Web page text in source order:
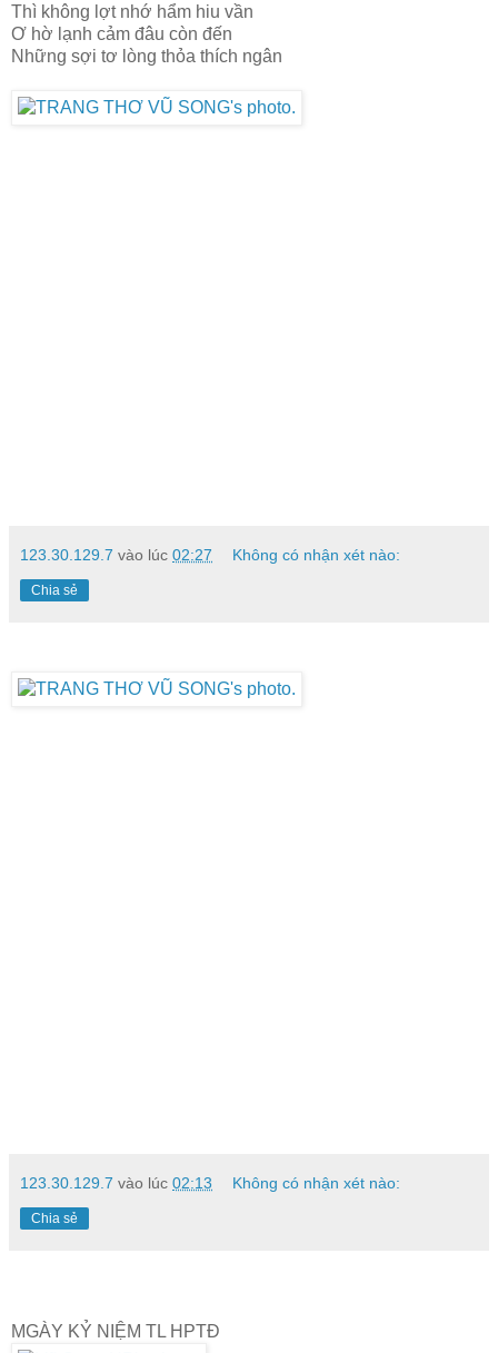
Thì không lợt nhớ hẩm hiu vần
Ơ hờ lạnh cảm đâu còn đến
Những sợi tơ lòng thỏa thích ngân
123.30.129.7 vào lúc 02:27 Không có nhận xét nào:
Chia sẻ
123.30.129.7 vào lúc 02:13 Không có nhận xét nào:
Chia sẻ
MGÀY KỶ NIỆM TL HPTĐ